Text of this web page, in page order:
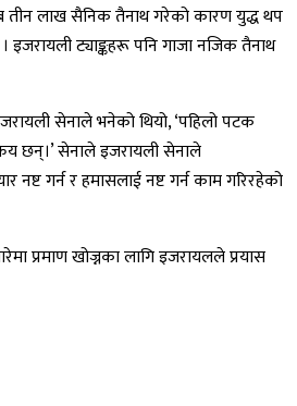
लाख सैनिक तैनाथ गरेको कारण युद्ध थप
ट्याङ्कहरू पनि गाजा नजिक तैनाथ
सेनाले भनेको थियो, ‘पहिलो पटक
छन्।’ सेनाले इजरायली सेनाले
गर्न र हमासलाई नष्ट गर्न काम गरिरहेको
प्रमाण खोज्नका लागि इजरायलले प्रयास